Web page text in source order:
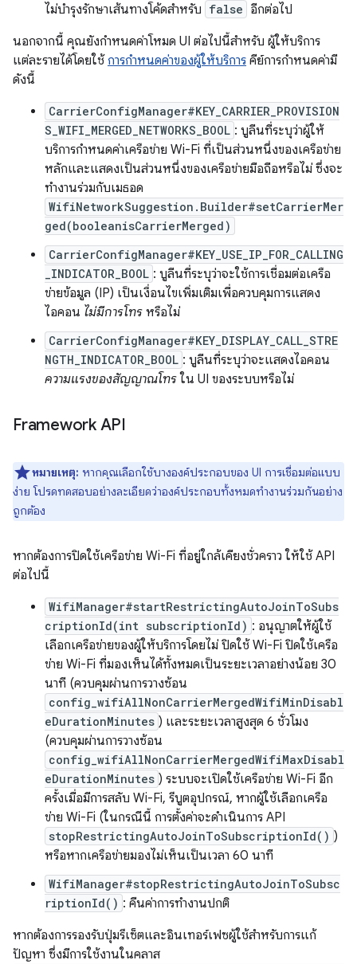
ไม่บำรุงรักษาเส้นทางโค้ดสำหรับ false อีกต่อไป
นอกจากนี้ คุณยังกำหนดค่าโหมด UI ต่อไปนี้สำหรับ ผู้ให้บริการ
แต่ละรายได้โดยใช้ การกำหนดค่าของผู้ให้บริการ คีย์การกำหนดค่ามี
ดังนี้
CarrierConfigManager#KEY_CARRIER_PROVISION
S_WIFI_MERGED_NETWORKS_BOOL : บูลีนที่ระบุว่าผู้ให้
บริการกำหนดค่าเครือข่าย Wi-Fi ที่เป็นส่วนหนึ่งของเครือข่าย
หลักและแสดงเป็นส่วนหนึ่งของเครือข่ายมือถือหรือไม่ ซึ่งจะ
ทำงานร่วมกับเมธอด
WifiNetworkSuggestion.Builder#setCarrierMer
ged(booleanisCarrierMerged)
CarrierConfigManager#KEY_USE_IP_FOR_CALLING
_INDICATOR_BOOL : บูลีนที่ระบุว่าจะใช้การเชื่อมต่อเครือ
ข่ายข้อมูล (IP) เป็นเงื่อนไขเพิ่มเติมเพื่อควบคุมการแสดง
ไอคอน ไม่มีการโทร หรือไม่
CarrierConfigManager#KEY_DISPLAY_CALL_STRE
NGTH_INDICATOR_BOOL : บูลีนที่ระบุว่าจะแสดงไอคอน
ความแรงของสัญญาณโทร ใน UI ของระบบหรือไม่
Framework API
หมายเหตุ: หากคุณเลือกใช้บางองค์ประกอบของ UI การเชื่อมต่อแบบ
ง่าย โปรดทดสอบอย่างละเอียดว่าองค์ประกอบทั้งหมดทำงานร่วมกันอย่าง
ถูกต้อง
หากต้องการปิดใช้เครือข่าย Wi-Fi ที่อยู่ใกล้เคียงชั่วคราว ให้ใช้ API
ต่อไปนี้
WifiManager#startRestrictingAutoJoinToSubs
criptionId(int subscriptionId) : อนุญาตให้ผู้ใช้
เลือกเครือข่ายของผู้ให้บริการโดยไม่ ปิดใช้ Wi-Fi ปิดใช้เครือ
ข่าย Wi-Fi ที่มองเห็นได้ทั้งหมดเป็นระยะเวลาอย่างน้อย 30
นาที (ควบคุมผ่านการวางซ้อน
config_wifiAllNonCarrierMergedWifiMinDisabl
eDurationMinutes ) และระยะเวลาสูงสุด 6 ชั่วโมง
(ควบคุมผ่านการวางซ้อน
config_wifiAllNonCarrierMergedWifiMaxDisabl
eDurationMinutes ) ระบบจะเปิดใช้เครือข่าย Wi-Fi อีก
ครั้งเมื่อมีการสลับ Wi-Fi, รีบูตอุปกรณ์, หากผู้ใช้เลือกเครือ
ข่าย Wi-Fi (ในกรณีนี้ การตั้งค่าจะดำเนินการ API
stopRestrictingAutoJoinToSubscriptionId() )
หรือหากเครือข่ายมองไม่เห็นเป็นเวลา 60 นาที
WifiManager#stopRestrictingAutoJoinToSubsc
riptionId() : คืนค่าการทำงานปกติ
หากต้องการรองรับปุ่มรีเซ็ตและอินเทอร์เฟซผู้ใช้สำหรับการแก้
ปัญหา ซึ่งมีการใช้งานในคลาส